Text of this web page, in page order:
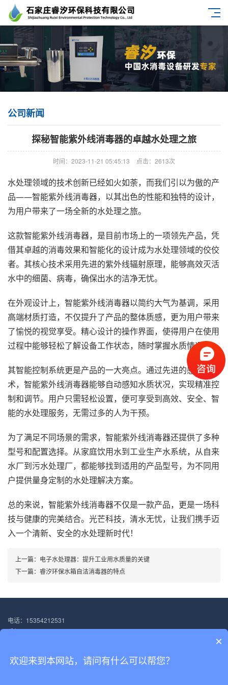
公司新闻
探秘智能紫外线消毒器的卓越水处理之旅
时间：2023-11-21 05:45:13 点击：2613次
水处理领域的技术创新已经如火如荼，而我们引以为傲的产
品——智能紫外线消毒器，以其出色的性能和独特的设计，
为用户带来了一场全新的水处理之旅。
这款智能紫外线消毒器，是目前市场上的一项领先产品，凭
借其卓越的消毒效果和智能化的设计成为水处理领域的佼佼
者。其核心技术采用先进的紫外线辐射原理，能够高效灭活
水中的细菌、病毒，确保出水的洁净无忧。
在外观设计上，智能紫外线消毒器以简约大气为基调，采用
高端材质打造，不仅提升了产品的整体质感，更为用户带来
了愉悦的视觉享受。精心设计的操作界面，使得用户在使用
过程中能够轻松了解设备工作状态，随时掌握水质情况。
其智能控制系统更是产品的一大亮点。通过先进的感应技
术，智能紫外线消毒器能够自动感知水质状况，实现精准控
制和调节。用户只需轻松设置，便可享受到高效、安全、智
能的水处理服务，无需过多的人为干预。
为了满足不同场景的需求，智能紫外线消毒器还提供了多种
型号和配置选择。从家庭饮用水到工业生产水系统，从自来
水厂到污水处理厂，都能够找到适用的产品型号，为不同用
户提供量身定制的水处理解决方案。
总的来说，智能紫外线消毒器不仅是一款产品，更是一场科
技与健康的完美结合。光芒科技，清水无忧，让我们携手迈
入一个清新、安全的水处理新时代！
上一篇： 电子水处理器：提升工业用水质量的关键
下一篇： 睿汐环保水箱自洁消毒器的特点
电话：15354212531
手机：15354212531
冀公网安备13010502002727号
×
欢迎来到本网站，请问有什么可以帮您？